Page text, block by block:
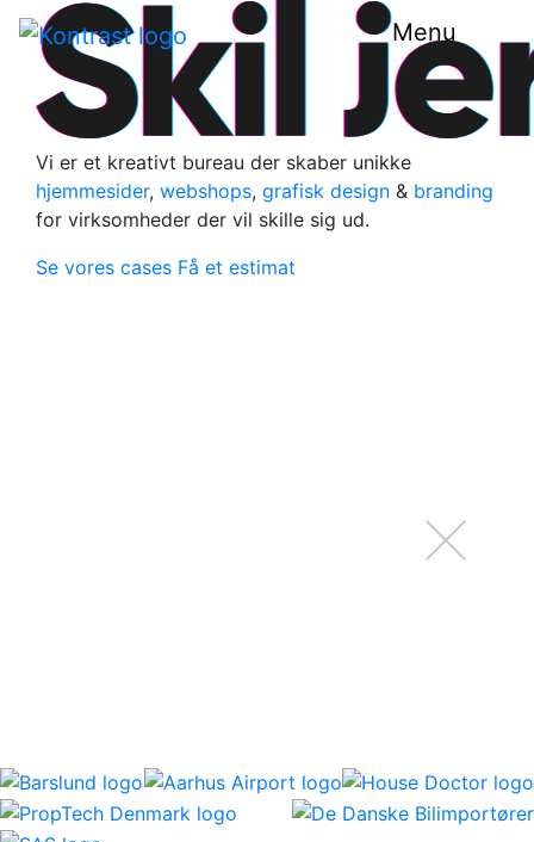
Menu
Vi er et kreativt bureau der skaber unikke
hjemmesider, webshops, grafisk design & branding
for virksomheder der vil skille sig ud.
Se vores cases Få et estimat